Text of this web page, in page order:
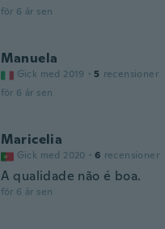
för 6 år sen
Manuela
Gick med 2019 · 5 recensioner
för 6 år sen
Maricelia
Gick med 2020 · 6 recensioner
A qualidade não é boa.
för 6 år sen